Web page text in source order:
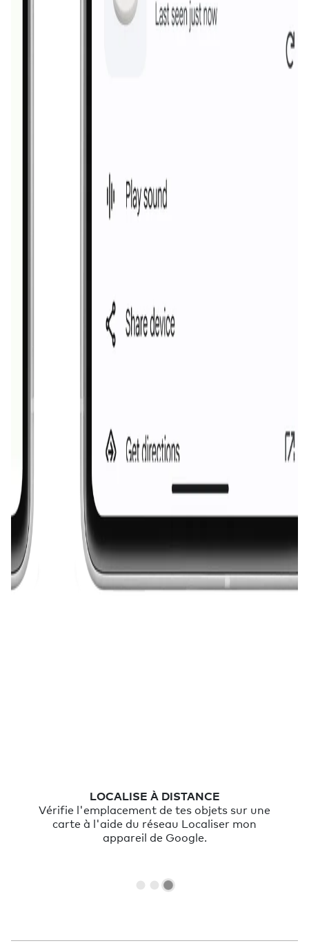
LOCALISE À DISTANCE
Vérifie l'emplacement de tes objets sur une
carte à l'aide du réseau Localiser mon
appareil de Google.